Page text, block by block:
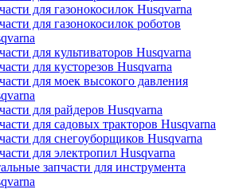
для газонокосилок Husqvarna
для газонокосилок роботов
для культиваторов Husqvarna
для кусторезов Husqvarna
для моек высокого давления
для райдеров Husqvarna
для садовых тракторов Husqvarna
для снегоуборщиков Husqvarna
для электропил Husqvarna
запчасти для инструмента